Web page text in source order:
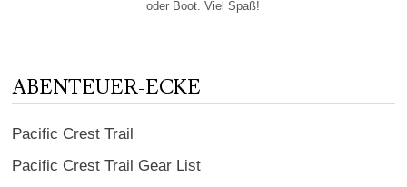
oder Boot. Viel Spaß!
ABENTEUER-ECKE
Pacific Crest Trail
Pacific Crest Trail Gear List